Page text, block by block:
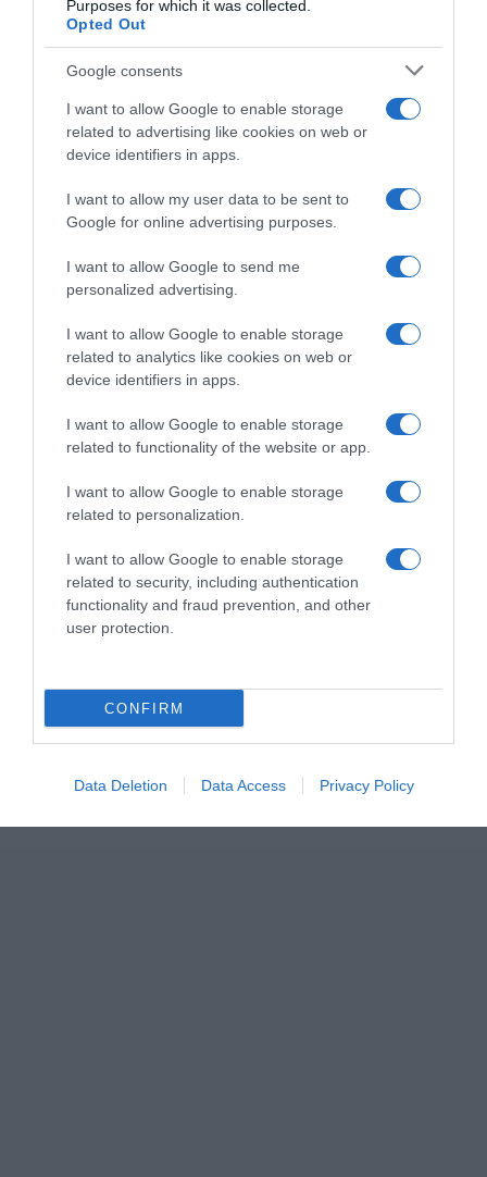
Purposes for which it was collected.
Opted Out
Google consents
I want to allow Google to enable storage
related to advertising like cookies on web or
device identifiers in apps.
I want to allow my user data to be sent to
Google for online advertising purposes.
I want to allow Google to send me
personalized advertising.
I want to allow Google to enable storage
related to analytics like cookies on web or
device identifiers in apps.
I want to allow Google to enable storage
related to functionality of the website or app.
I want to allow Google to enable storage
related to personalization.
I want to allow Google to enable storage
related to security, including authentication
functionality and fraud prevention, and other
user protection.
CONFIRM
Data Deletion Data Access Privacy Policy
Προσθήκη ως προτεινόμενη
Ακολούθησε το debater.gr στο
Google News
και μάθετε πρώτοι όλες τις ειδήσεις
Share Tweet
ΝΕΡΑΝΤΖΙΩΤΙΣΣΑ
ΣΧΟΛΙΑ